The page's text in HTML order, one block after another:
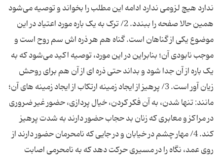
ندارد هیچ لزومی ندارد ادامه این مطلب را بخواند و توصیه می‌شود
همین حالا صفحه را ببندد. 2/ ترک به یک باره مورد اعتیاد در این
موضوع یکی از گناهان است. گناه هم هر ذره اش سم روح است و
موجب نابودی آن؛ بنابراین در این مورد، توصیه اکید می‌شود که به
یک باره از آن جدا شود و بداند حتی ذره ای از آن هم برای روحش
زیان آور است. 3/ پرهیز از ایجاد زمینه ارتکاب از ایجاد زمینه های آن؛
مانند: تنها شدن، به آن فکر کردن، خیال پردازی، حضور غیر ضروری
در مراکز و معابری که زنان بد حجاب حضور دارند به شدت پرهیز
کند. 4/ مهار چشم در خیابان و در جایی که نامحرمان حضور دارند از
روی عمد، نگاه را در مسیری حرکت دهد که به نامحرمی اصابت